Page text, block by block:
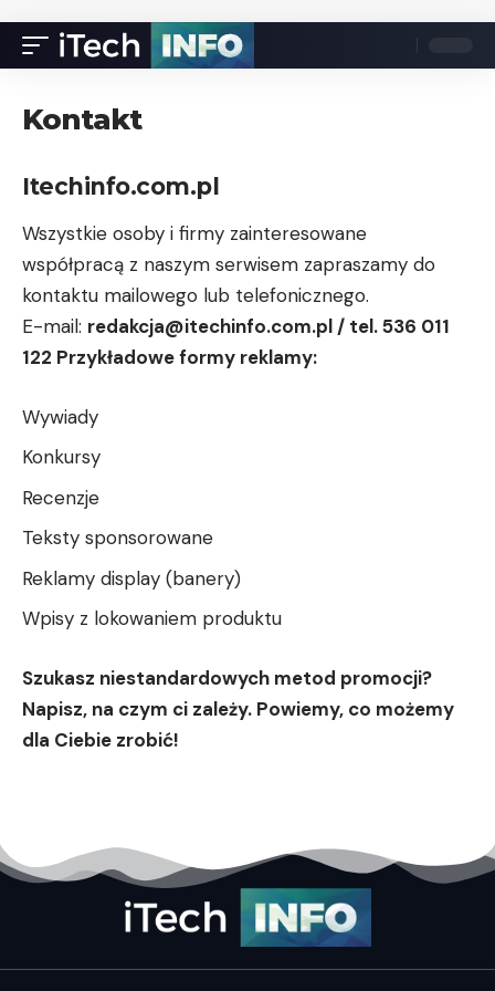
Kontakt
Itechinfo.com.pl
Wszystkie osoby i firmy zainteresowane
współpracą z naszym serwisem zapraszamy do
kontaktu mailowego lub telefonicznego.
E-mail: redakcja@itechinfo.com.pl / tel. 536 011
122 Przykładowe formy reklamy:
Wywiady
Konkursy
Recenzje
Teksty sponsorowane
Reklamy display (banery)
Wpisy z lokowaniem produktu
Szukasz niestandardowych metod promocji?
Napisz, na czym ci zależy. Powiemy, co możemy
dla Ciebie zrobić!